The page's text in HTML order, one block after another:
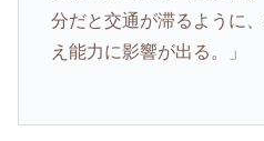
分だと交通が滞るように
え能力に影響が出る。」